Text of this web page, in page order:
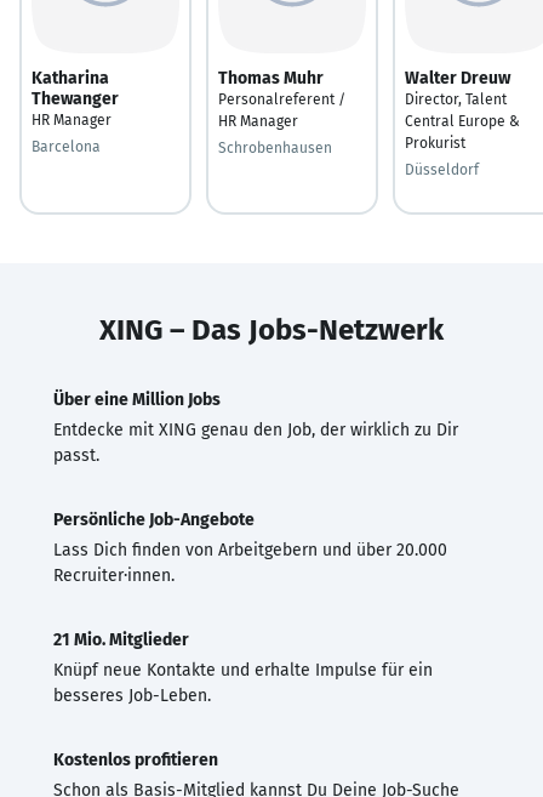
Katharina
Thewanger
HR Manager
Barcelona
Thomas Muhr
Personalreferent /
HR Manager
Schrobenhausen
Walter Dreuw
Director, Talent
Central Europe &
Prokurist
Düsseldorf
XING – Das Jobs-Netzwerk
Über eine Million Jobs
Entdecke mit XING genau den Job, der wirklich zu Dir
passt.
Persönliche Job-Angebote
Lass Dich finden von Arbeitgebern und über 20.000
Recruiter·innen.
21 Mio. Mitglieder
Knüpf neue Kontakte und erhalte Impulse für ein
besseres Job-Leben.
Kostenlos profitieren
Schon als Basis-Mitglied kannst Du Deine Job-Suche